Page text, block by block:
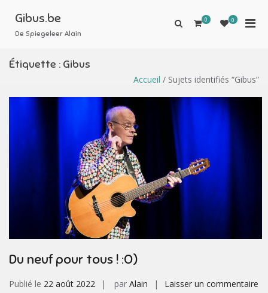
contenu
Gibus.be
De Spiegeleer Alain
Afficher0 0
Étiquette : Gibus
Accueil / Sujets identifiés “Gibus”
Du neuf pour tous ! :O)
Publié le 22 août 2022 par Alain Laisser un commentaire